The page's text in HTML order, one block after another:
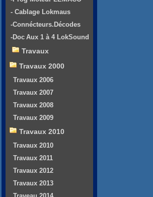
- Cablage Lokmaus
-Connécteurs.Décodes
-Doc Aux 1 à 4 LokSound
Travaux
Travaux 2000
Travaux 2006
Travaux 2007
Travaux 2008
Travaux 2009
Travaux 2010
Travaux 2010
Travaux 2011
Travaux 2012
Travaux 2013